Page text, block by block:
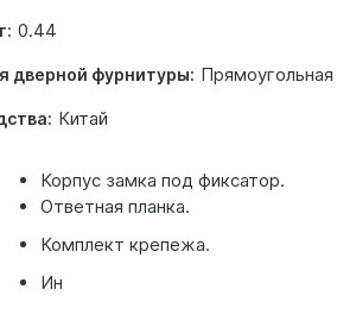
0.44
дверной фурнитуры: Прямоугольная
Китай
Корпус замка под фиксатор.
Ответная планка.
Комплект крепежа.
Ин